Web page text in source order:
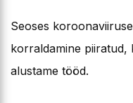
Seoses
korraldamine piiratud,
alustame tööd.